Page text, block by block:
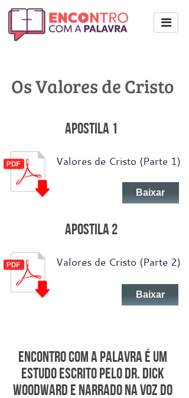
Valores de Cristo (Parte 1)
Apostila 1
Baixar
Valores de Cristo (Parte 2)
Apostila 2
Baixar
Encontro Com a Palavra é um
estudo escrito pelo Dr. Dick
Woodward e narrado na voz do
Os Valores de Cristo